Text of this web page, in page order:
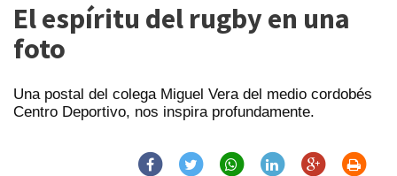
El espíritu del rugby en una
foto
Una postal del colega Miguel Vera del medio cordobés
Centro Deportivo, nos inspira profundamente.